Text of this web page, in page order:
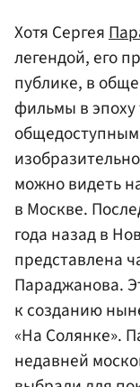
Хотя Сергея
легендой, его
публике, в
фильмы в эпоху
можно видеть
в Москве.
года назад в
представлена
Параджанова.
к созданию
«На Солянке».
недавней